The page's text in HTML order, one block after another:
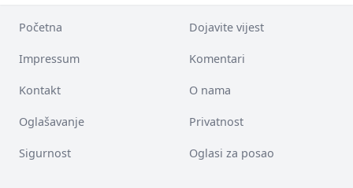
Početna Dojavite vijest
Impressum Komentari
Kontakt O nama
Oglašavanje Privatnost
Sigurnost Oglasi za posao